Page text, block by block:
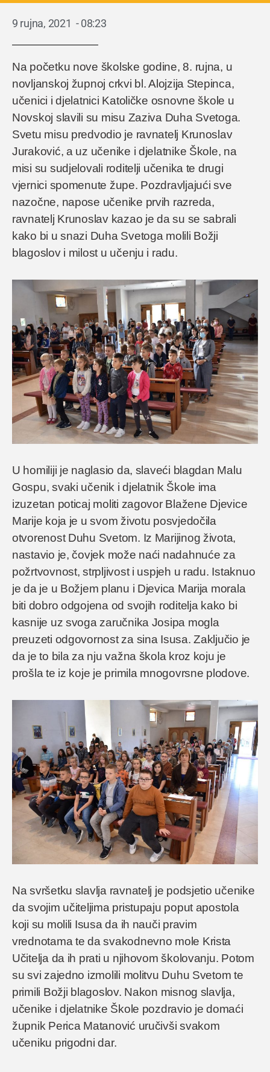
9 rujna, 2021 -08:23
Na početku nove školske godine, 8. rujna, u
novljanskoj župnoj crkvi bl. Alojzija Stepinca,
učenici i djelatnici Katoličke osnovne škole u
Novskoj slavili su misu Zaziva Duha Svetoga.
Svetu misu predvodio je ravnatelj Krunoslav
Juraković, a uz učenike i djelatnike Škole, na
misi su sudjelovali roditelji učenika te drugi
vjernici spomenute župe. Pozdravljajući sve
nazočne, napose učenike prvih razreda,
ravnatelj Krunoslav kazao je da su se sabrali
kako bi u snazi Duha Svetoga molili Božji
blagoslov i milost u učenju i radu.
U homiliji je naglasio da, slaveći blagdan Malu
Gospu, svaki učenik i djelatnik Škole ima
izuzetan poticaj moliti zagovor Blažene Djevice
Marije koja je u svom životu posvjedočila
otvorenost Duhu Svetom. Iz Marijinog života,
nastavio je, čovjek može naći nadahnuće za
požrtvovnost, strpljivost i uspjeh u radu. Istaknuo
je da je u Božjem planu i Djevica Marija morala
biti dobro odgojena od svojih roditelja kako bi
kasnije uz svoga zaručnika Josipa mogla
preuzeti odgovornost za sina Isusa. Zaključio je
da je to bila za nju važna škola kroz koju je
prošla te iz koje je primila mnogovrsne plodove.
Na svršetku slavlja ravnatelj je podsjetio učenike
da svojim učiteljima pristupaju poput apostola
koji su molili Isusa da ih nauči pravim
vrednotama te da svakodnevno mole Krista
Učitelja da ih prati u njihovom školovanju. Potom
su svi zajedno izmolili molitvu Duhu Svetom te
primili Božji blagoslov. Nakon misnog slavlja,
učenike i djelatnike Škole pozdravio je domaći
župnik Perica Matanović uručivši svakom
učeniku prigodni dar.